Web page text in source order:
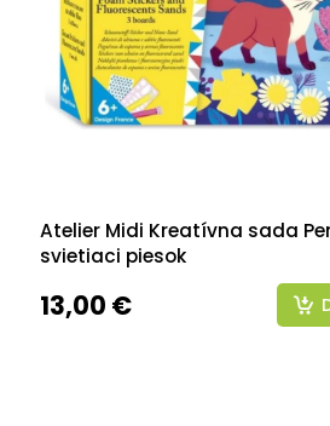
Atelier Midi Kreatívna sada
svietiaci piesok
13,00 €